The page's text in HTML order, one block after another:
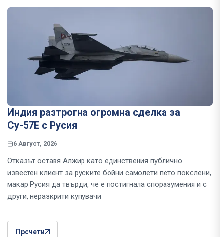
Индия разтрогна огромна сделка за
Су-57Е с Русия
6 Август, 2026
Отказът оставя Алжир като единствения публично
известен клиент за руските бойни самолети пето поколени,
макар Русия да твърди, че е постигнала споразумения и с
други, неразкрити купувачи
Прочети